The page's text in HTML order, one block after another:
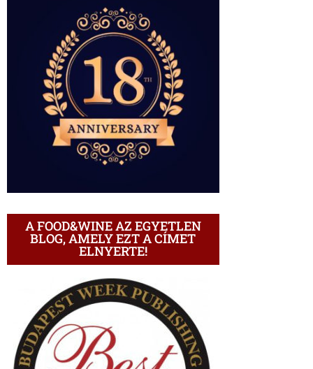
A FOOD&WINE AZ EGYETLEN
BLOG, AMELY EZT A CÍMET
ELNYERTE!